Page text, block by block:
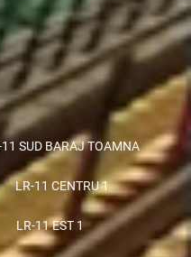
11 SUD BARAJ TOAMNA
LR-11 CENTRU 1
LR-11 EST 1